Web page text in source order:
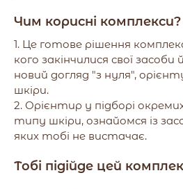
Чим корисні комплекси?
1. Це готове рішення
кого закінчилися свої
новий догляд "з нуля",
шкіри.
2. Орієнтир у підборі
типу шкіри, ознайомся із
яких тобі не вистачає.
Тобі підійде цей